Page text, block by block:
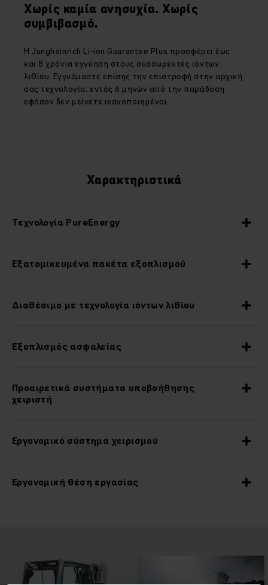
Χωρίς καμία ανησυχία. Χωρίς
συμβιβασμό.
Η Jungheinrich Li-ion Guarantee Plus προσφέρει έως
και 8 χρόνια εγγύηση στους συσσωρευτές ιόντων
λιθίου. Εγγυόμαστε επίσης την επιστροφή στην αρχική
σας τεχνολογία, εντός 6 μηνών από την παράδοση
εφόσον δεν μείνετε ικανοποιημένοι.
Χαρακτηριστικά
Τεχνολογία PureEnergy
Εξατομικευμένα πακέτα εξοπλισμού
Διαθέσιμο με τεχνολογία ιόντων λιθίου
Εξοπλισμός ασφαλείας
Προαιρετικά συστήματα υποβοήθησης
χειριστή
Εργονομικό σύστημα χειρισμού
Εργονομική θέση εργασίας